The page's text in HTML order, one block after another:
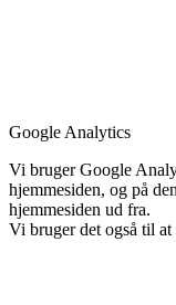
Google Analytics
Vi bruger Google
hjemmesiden, og på
hjemmesiden ud fra.
Vi bruger det også til